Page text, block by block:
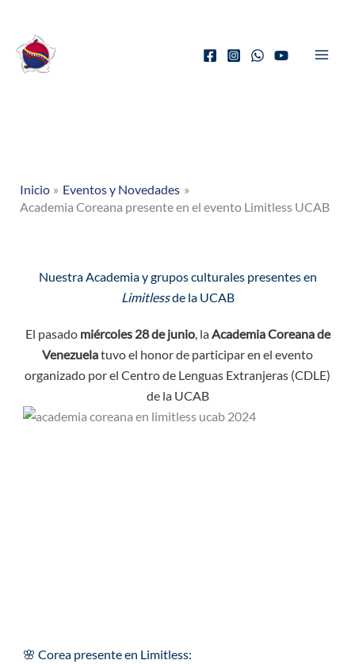
contenido
Inicio
Eventos y Novedades
Academia Coreana presente en el evento Limitless UCAB
Nuestra Academia y grupos culturales presentes en
Limitlessde la UCAB
El pasado miércoles 28 de junio, laAcademia Coreana de
Venezuelatuvo el honor de participar en el evento
organizado por el Centro de Lenguas Extranjeras (CDLE)
de la UCAB
🌸 Corea presente en Limitless: